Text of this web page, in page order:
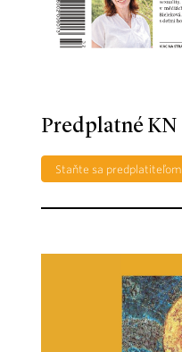
Predplatné KN
Staňte sa predplatiteľom